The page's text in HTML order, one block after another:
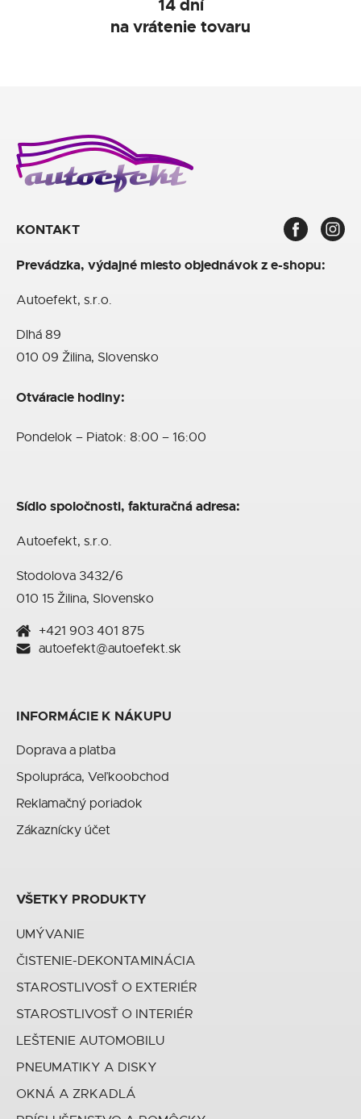
14 dní
na vrátenie tovaru
KONTAKT
Prevádzka, výdajné miesto objednávok z e-shopu:
Autoefekt, s.r.o.
Dlhá 89
010 09 Žilina, Slovensko
Otváracie hodiny:
Pondelok – Piatok: 8:00 – 16:00
Sídlo spoločnosti, fakturačná adresa:
Autoefekt, s.r.o.
Stodolova 3432/6
010 15 Žilina, Slovensko
+421 903 401 875
autoefekt@autoefekt.sk
INFORMÁCIE K NÁKUPU
Doprava a platba
Spolupráca, Veľkoobchod
Reklamačný poriadok
Zákaznícky účet
VŠETKY PRODUKTY
UMÝVANIE
ČISTENIE-DEKONTAMINÁCIA
STAROSTLIVOSŤ O EXTERIÉR
STAROSTLIVOSŤ O INTERIÉR
LEŠTENIE AUTOMOBILU
PNEUMATIKY A DISKY
OKNÁ A ZRKADLÁ